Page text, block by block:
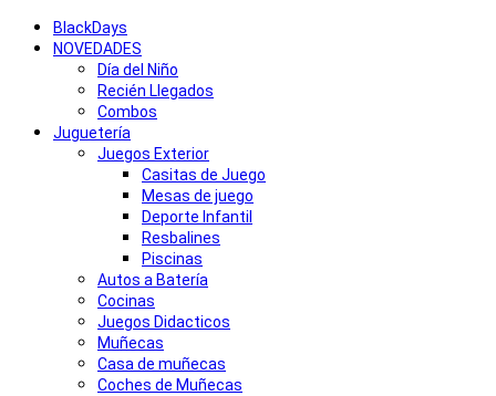
BlackDays
NOVEDADES
Día del Niño
Recién Llegados
Combos
Juguetería
Juegos Exterior
Casitas de Juego
Mesas de juego
Deporte Infantil
Resbalines
Piscinas
Autos a Batería
Cocinas
Juegos Didacticos
Muñecas
Casa de muñecas
Coches de Muñecas